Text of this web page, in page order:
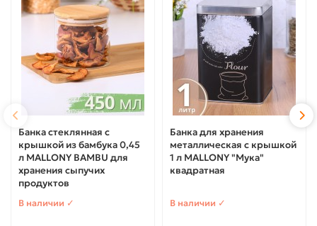
Банка стеклянная с
крышкой из бамбука 0,45
л MALLONY BAMBU для
хранения сыпучих
продуктов
В наличии ✓
Банка для хранения
металлическая с крышкой
1 л MALLONY "Мука"
квадратная
В наличии ✓